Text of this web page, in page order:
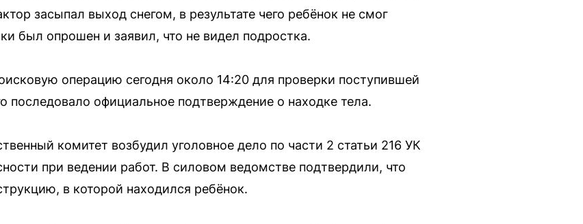
засыпал выход снегом, в результате чего ребёнок не смог
был опрошен и заявил, что не видел подростка.
операцию сегодня около 14:20 для проверки поступившей
последовало официальное подтверждение о находке тела.
комитет возбудил уголовное дело по части 2 статьи 216 УК
при ведении работ. В силовом ведомстве подтвердили, что
в которой находился ребёнок.